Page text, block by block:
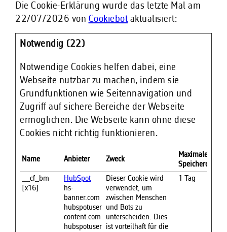
Die Cookie-Erklärung wurde das letzte Mal am
22/07/2026 von Cookiebotaktualisiert:
Notwendig (22)
Notwendige Cookies helfen dabei, eine
Webseite nutzbar zu machen, indem sie
Grundfunktionen wie Seitennavigation und
Zugriff auf sichere Bereiche der Webseite
ermöglichen. Die Webseite kann ohne diese
Cookies nicht richtig funktionieren.
Name Anbieter Zweck
Maximale
Speicherdauer
__cf_bm
[x16]
HubSpot
hs-
banner.com
hubspotuser
content.com
hubspotuser
Dieser Cookie wird
verwendet, um
zwischen Menschen
und Bots zu
unterscheiden. Dies
ist vorteilhaft für die
1 Tag